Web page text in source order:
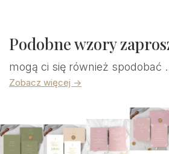
Podobne wzory
mogą ci się również spodobać
Zobacz więcej ->